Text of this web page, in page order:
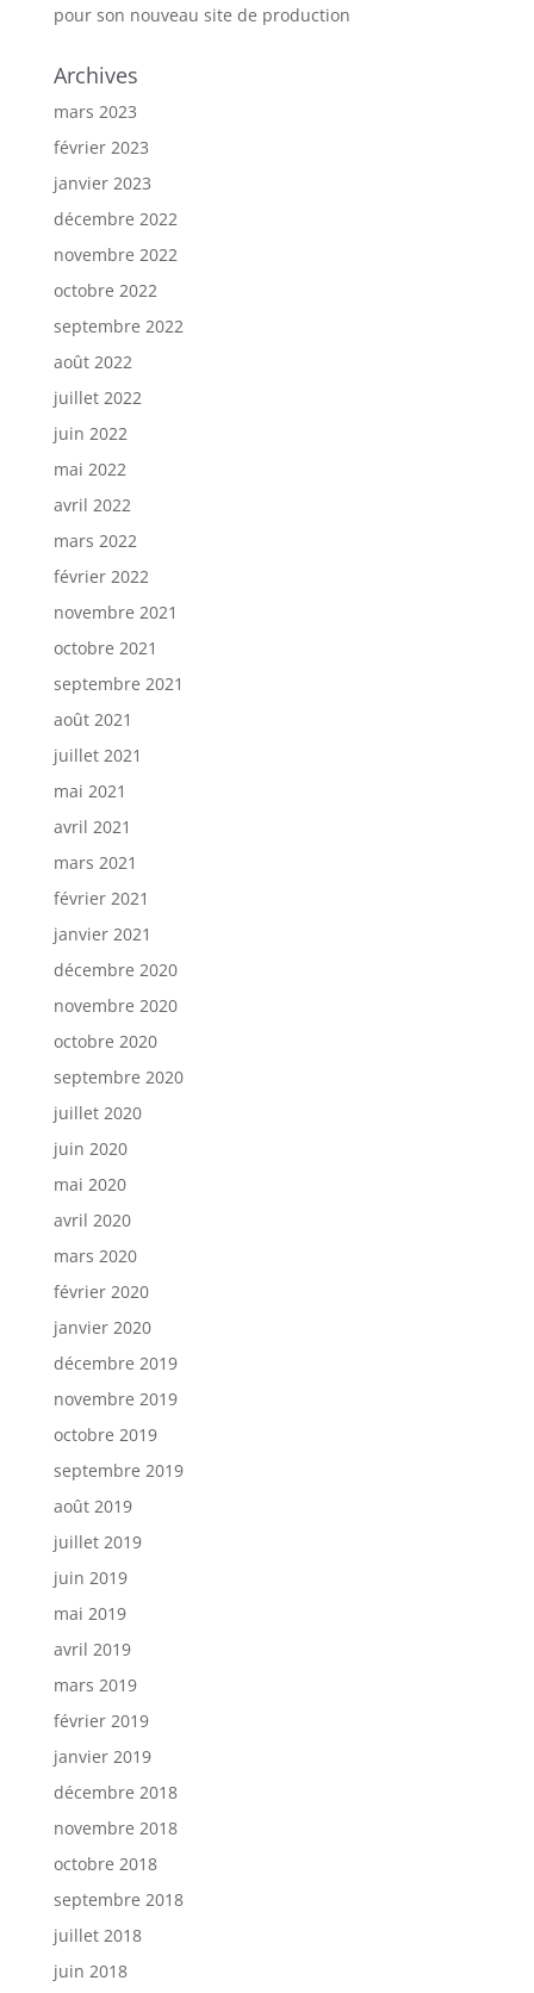
pour son nouveau site de production
Archives
mars 2023
février 2023
janvier 2023
décembre 2022
novembre 2022
octobre 2022
septembre 2022
août 2022
juillet 2022
juin 2022
mai 2022
avril 2022
mars 2022
février 2022
novembre 2021
octobre 2021
septembre 2021
août 2021
juillet 2021
mai 2021
avril 2021
mars 2021
février 2021
janvier 2021
décembre 2020
novembre 2020
octobre 2020
septembre 2020
juillet 2020
juin 2020
mai 2020
avril 2020
mars 2020
février 2020
janvier 2020
décembre 2019
novembre 2019
octobre 2019
septembre 2019
août 2019
juillet 2019
juin 2019
mai 2019
avril 2019
mars 2019
février 2019
janvier 2019
décembre 2018
novembre 2018
octobre 2018
septembre 2018
juillet 2018
juin 2018